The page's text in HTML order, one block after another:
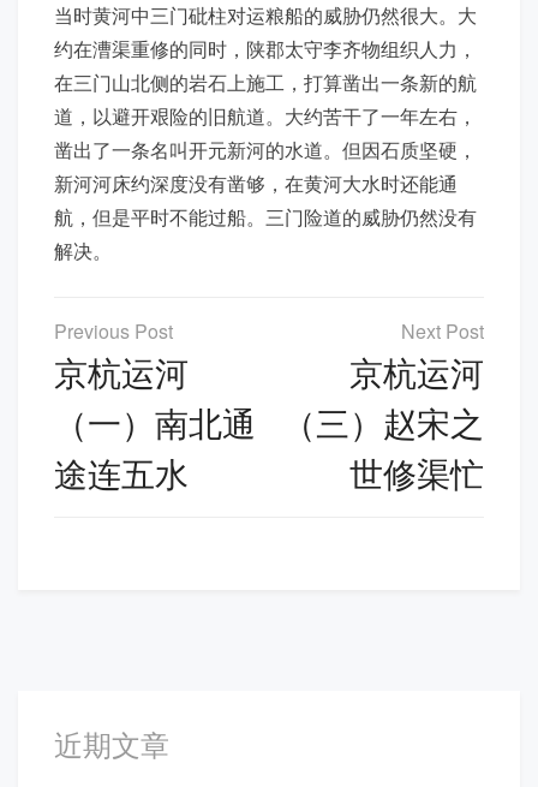
当时黄河中三门砒柱对运粮船的威胁仍然很大。大
约在漕渠重修的同时，陕郡太守李齐物组织人力，
在三门山北侧的岩石上施工，打算凿出一条新的航
道，以避开艰险的旧航道。大约苦干了一年左右，
凿出了一条名叫开元新河的水道。但因石质坚硬，
新河河床约深度没有凿够，在黄河大水时还能通
航，但是平时不能过船。三门险道的威胁仍然没有
解决。
文
章
导
航
京杭运河
（一）南北通
途连五水
京杭运河
（三）赵宋之
世修渠忙
近期文章